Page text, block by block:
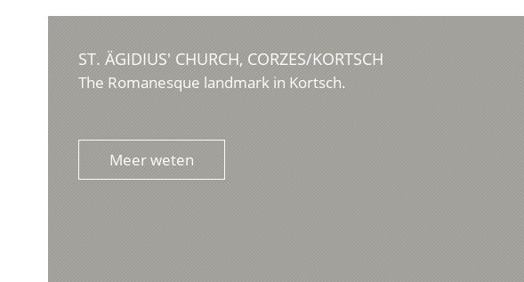
ST. ÄGIDIUS' CHURCH, CORZES/KORTSCH
The Romanesque landmark in Kortsch.
Meer weten